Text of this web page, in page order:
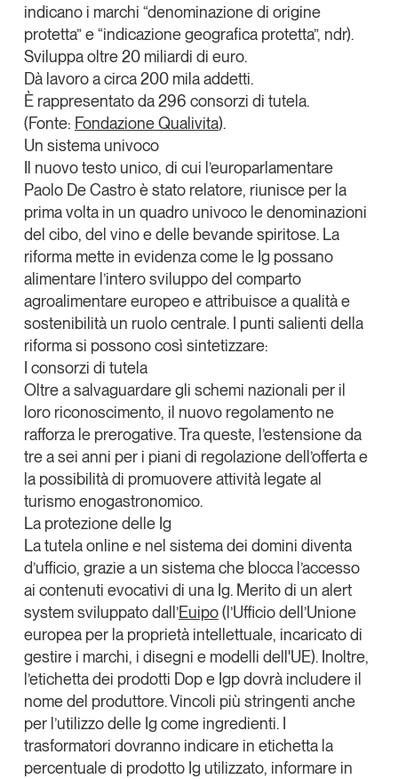
Un anno di
Tendenze2026
Leggi il magazine
Tendenze è il magazine di GS1 Italy che racconta in
modo indipendente il cambiamento e le sfide del largo
consumo e dell’economia a professionisti e
consumatori
GS1 Italy GS1 Italy GS1 Italy
Tendenze
GS1 Italy
indicano i marchi “denominazione di origine
protetta” e “indicazione geografica protetta”, ndr).
Sviluppa oltre20 miliardi di euro.
Dà lavoro a circa200 mila addetti.
È rappresentato da296 consorzi di tutela.
(Fonte: Fondazione Qualivita).
Un sistema univoco
Il nuovo testo unico, di cui l’europarlamentare
Paolo De Castroè stato relatore, riunisce per la
prima volta in un quadro univoco le denominazioni
del cibo, del vino e delle bevande spiritose. La
riforma mette in evidenza come le Ig possano
alimentare l’intero sviluppo del comparto
agroalimentare europeo e attribuisce a qualità e
sostenibilità un ruolo centrale. I punti salienti della
riforma si possono così sintetizzare:
I consorzi di tutela
Oltre a salvaguardare gli schemi nazionali per il
loro riconoscimento, il nuovo regolamento ne
rafforza le prerogative. Tra queste, l’estensione da
tre a sei anni per i piani di regolazione dell’offerta e
la possibilità di promuovere attività legate al
turismo enogastronomico.
La protezione delle Ig
La tutela online e nel sistema dei domini diventa
d’ufficio, grazie a un sistema che blocca l’accesso
ai contenuti evocativi di una Ig. Merito di un alert
system sviluppato dall’Euipo(l’Ufficio dell’Unione
europea per la proprietà intellettuale, incaricato di
gestire i marchi, i disegni e modelli dell'UE). Inoltre,
l’etichetta dei prodotti Dop e Igp dovrà includere il
nome del produttore. Vincoli più stringenti anche
per l’utilizzo delle Ig come ingredienti. I
trasformatori dovranno indicare in etichetta la
percentuale di prodotto Ig utilizzato, informare in